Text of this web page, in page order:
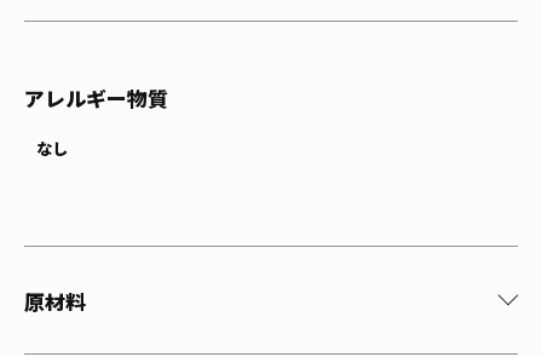
アレルギー物質
なし
原材料